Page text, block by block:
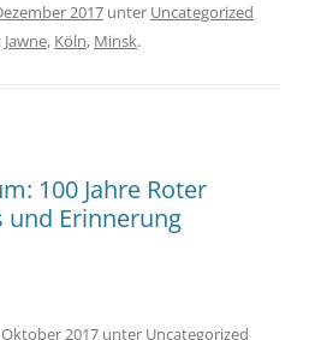
2017 unter Uncategorized
Jawne, Köln, Minsk.
100 Jahre Roter
und Erinnerung
Oktober 2017 unter Uncategorized